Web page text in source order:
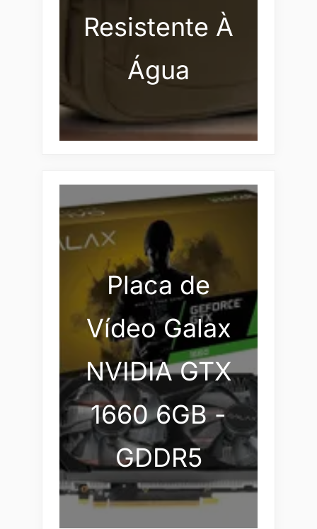
Resistente À
Água
Placa de
Vídeo Galax
NVIDIA GTX
1660 6GB -
GDDR5